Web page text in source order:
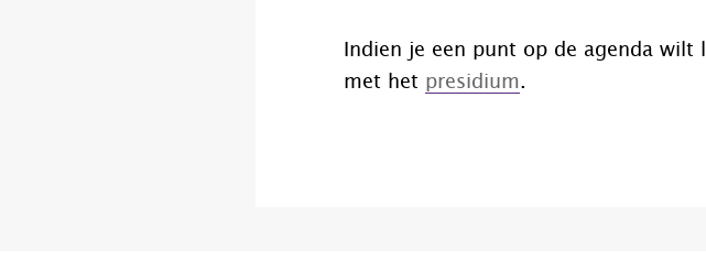
Indien je een punt op de agenda
met het presidium.